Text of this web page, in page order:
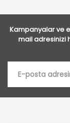
Kampanyalar ve
mail adresinizi